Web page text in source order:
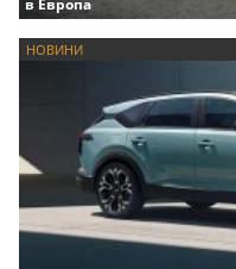
в Европа
НОВИНИ